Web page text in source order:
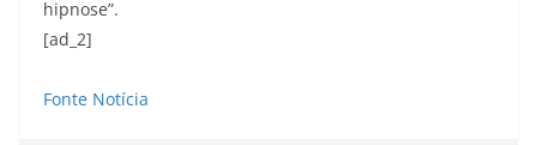
hipnose”.
[ad_2]
Fonte Notícia